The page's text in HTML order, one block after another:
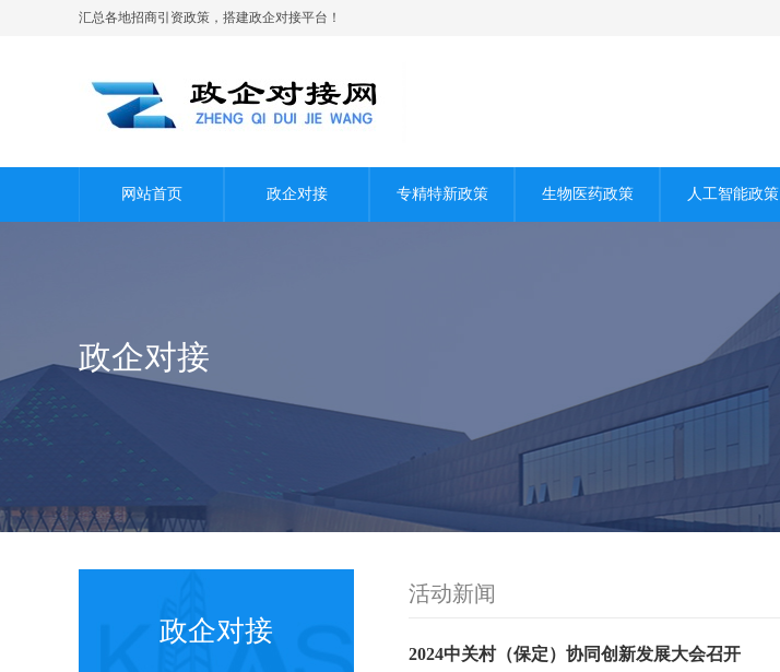
汇总各地招商引资政策，搭建政企对接平台！
网站首页 政企对接 专精特新政策 生物医药政策 人工智能政策
政企对接
政企对接
活动新闻
2024中关村（保定）协同创新发展大会召开